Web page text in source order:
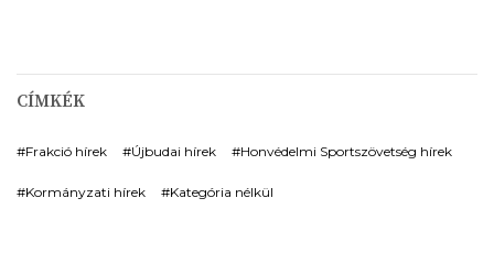
CÍMKÉK
Frakció hírek Újbudai hírek Honvédelmi Sportszövetség hírek
Kormányzati hírek Kategória nélkül